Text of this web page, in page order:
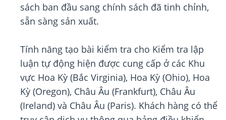
sách ban đầu sang chính sách đã tinh chỉnh,
sẵn sàng sản xuất.
Tính năng tạo bài kiểm tra cho Kiểm tra lập
luận tự động hiện được cung cấp ở các Khu
vực Hoa Kỳ (Bắc Virginia), Hoa Kỳ (Ohio), Hoa
Kỳ (Oregon), Châu Âu (Frankfurt), Châu Âu
(Ireland) và Châu Âu (Paris). Khách hàng có thể